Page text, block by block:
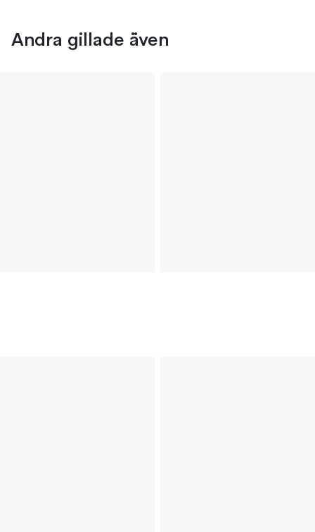
Andra gillade även